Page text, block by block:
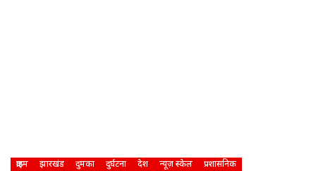
क्राइम झारखंड दुमका दुर्घटना देश न्यूज़ स्केल प्रशासनिक